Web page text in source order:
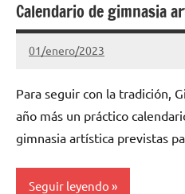
Calendario de gimnasia
01/enero/2023
Gimnastas.net
No
comentarios
Para seguir con la tradición,
año más un práctico
gimnasia artística previstas
Seguir leyendo